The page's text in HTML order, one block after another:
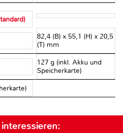
82,4 (B) x 55,1 (H) x 20,5
(T) mm
127 g (inkl. Akku und
Speicherkarte)